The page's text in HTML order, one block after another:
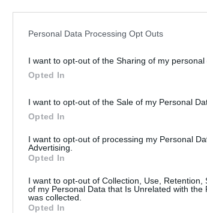
Personal Data Processing Opt Outs
I want to opt-out of the Sharing of my personal
Opted In
I want to opt-out of the Sale of my Personal
Opted In
I want to opt-out of processing my Personal
Advertising.
Opted In
I want to opt-out of Collection, Use, Retention,
of my Personal Data that Is Unrelated with the
was collected.
Opted In